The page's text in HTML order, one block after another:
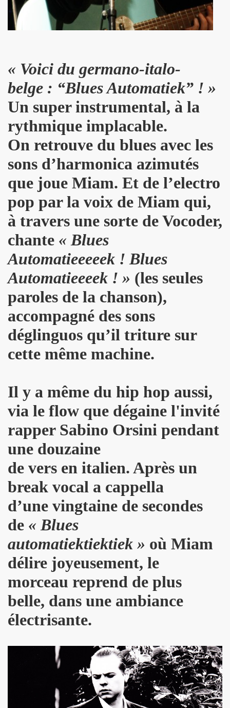
« Voici du germano-italo-
belge : “Blues Automatiek” ! »
Un super instrumental, à la
rythmique implacable.
On retrouve du blues avec les
sons d’harmonica azimutés
que joue Miam. Et de l’electro
pop par la voix de Miam qui,
à travers une sorte de Vocoder,
chante « Blues
Automatieeeeek ! Blues
Automatieeeek ! » (les seules
paroles de la chanson),
accompagné des sons
déglinguos qu’il triture sur
cette même machine.
Il y a même du hip hop aussi,
via le flow que dégaine l'invité
rapper Sabino Orsini pendant
une douzaine
de vers en italien. Après un
break vocal a cappella
d’une vingtaine de secondes
de « Blues
automatiektiektiek » où Miam
délire joyeusement, le
morceau reprend de plus
belle, dans une ambiance
électrisante.
dans "STUDIO CINE LIVE MAGAZINE" (fevrier 2010).
dans "ACCORDEON ET ACCORDEONISTES" (janvier
par JEAN-WILLIAM THOURY dans "JUKE BOX
dans "LES INROCKUTPIBLES" (28 octobre
dans "FEMME ACTUELLE" (2 novembre 2009).
2009).
DUVALL et MARIE FRANCE le 24 septembre 2007 a la
dans "ROCK & FOLK" (juillet 2008).
DE LA DISCOTHEQUE" (septembre 1983).
dans "TELERAMA" du 7 octobre 2009.
sur le site de RFI (octobre 2009).
PACADIS (1978).
"LIBERATION" (14 avril 2003).
nuits" dans "LE MONDE" (avril 2003).
dans "ROCK & FOLK" (juin 2003).
(1994) par H.M.
le magazine "FEELING" (numero 3, mars 1978).
nee" ("7 a Paris", 1990).
ALAIN CHENNEVIERE, HUGO HOOKA HEY,
and friends) le 22 janvier 2010 au POINT FMR
THE HELLBOYS, HEARTBREAK HOTEL,
(Paris).
2006 et le 31 mars 2007 au NOUVEAU CASINO (Paris).
(Paris).